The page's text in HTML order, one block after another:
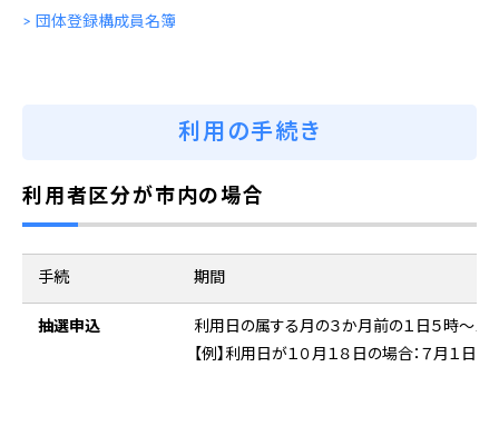
> 団体登録構成員名簿
利用の手続き
利用者区分が市内の場合
手続 期間
抽選申込
利用日の属する月の３か月前の１日５時～１
【例】利用日が１０月１８日の場合：７月１日～